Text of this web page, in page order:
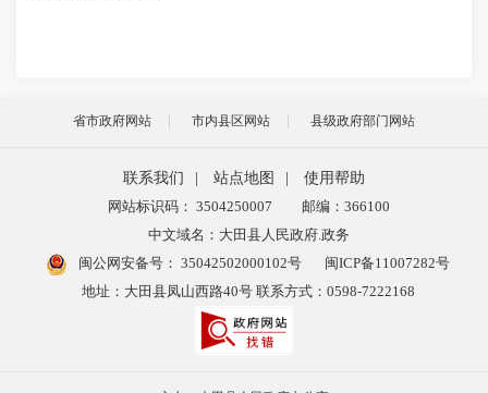
省市政府网站 市内县区网站 县级政府部门网站
联系我们 站点地图
使用帮助
网站标识码： 3504250007
邮编：366100
中文域名：大田县人民政府.政务
闽公网安备号： 35042502000102号
闽ICP备11007282号
地址：大田县凤山西路40号 联系方式：0598-7222168